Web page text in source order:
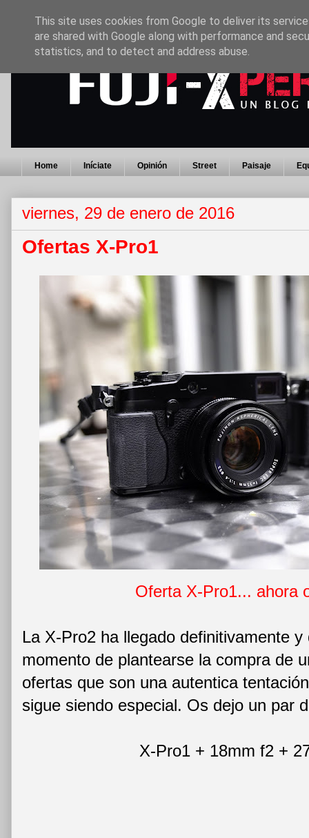
Home Iníciate Opinión Street Paisaje
viernes, 29 de enero de 2016
Ofertas X-Pro1
Oferta X-Pro1... ahora
La X-Pro2 ha llegado definitivamente
momento de plantearse la compra de
ofertas que son una autentica
sigue siendo especial. Os dejo un par
X-Pro1 + 18mm f2 +
This site uses cookies from Google to deliver its
are shared with Google along with performance and
statistics, and to detect and address abuse.